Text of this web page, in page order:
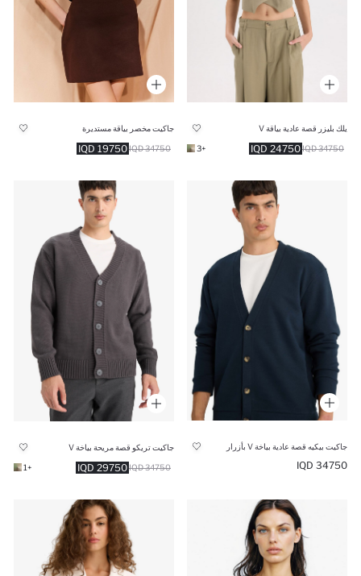
يلك بليزر قصة عادية بياقة V
24750 IQD 34750 IQD
+3
جاكيت مخصر بياقة مستديرة
19750 IQD 34750 IQD
جاكيت بيكيه قصة عادية بياخة V بأزرار
34750 IQD
جاكيت تريكو قصة مريحة بياخة V
29750 IQD 34750 IQD
+1